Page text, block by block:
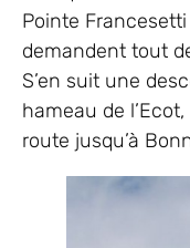
Pointe
demandent tout
S’en suit une
hameau de
route jusqu’à